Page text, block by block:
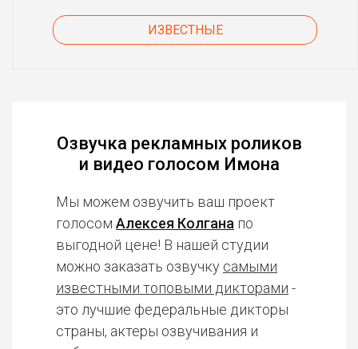
ИЗВЕСТНЫЕ
Озвучка рекламных роликов
и видео голосом Имона
Мы можем озвучить ваш проект
голосом Алексея Колгана по
выгодной цене! В нашей студии
можно заказать озвучку самыми
известными топовыми дикторами -
это лучшие федеральные дикторы
страны, актеры озвучивания и